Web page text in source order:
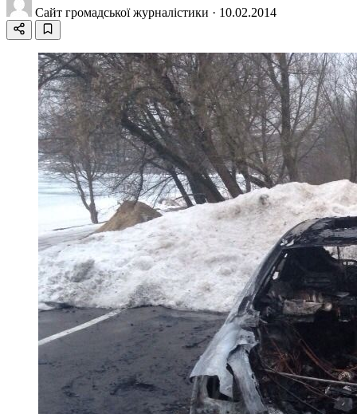
Сайт громадської журналістики · 10.02.2014